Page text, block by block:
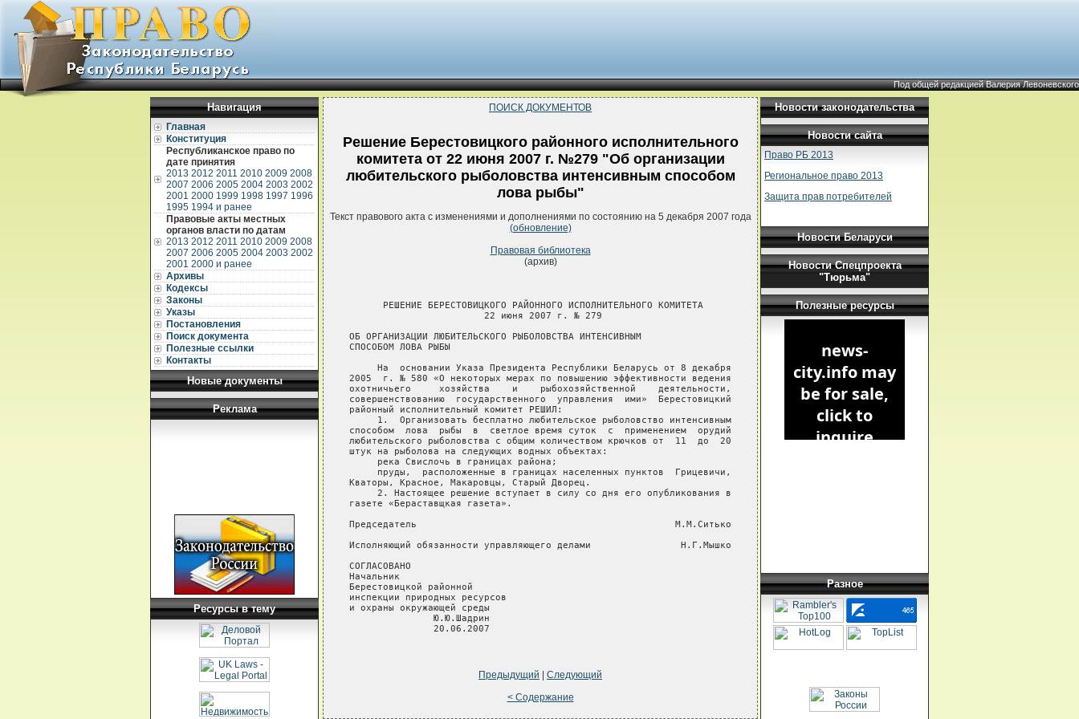
Под общей редакцией Валерия Левоневского
Навигация
Главная
Конституция
Республиканское право по
дате принятия
2013 2012 2011 2010 2009 2008
2007 2006 2005 2004 2003 2002
2001 2000 1999 1998 1997 1996
1995 1994 и ранее
Правовые акты местных
органов власти по датам
2013 2012 2011 2010 2009 2008
2007 2006 2005 2004 2003 2002
2001 2000 и ранее
Архивы
Кодексы
Законы
Указы
Постановления
Поиск документа
Полезные ссылки
Контакты
Новые документы
Реклама
Ресурсы в тему
ПОИСК ДОКУМЕНТОВ
Решение Берестовицкого районного исполнительного
комитета от 22 июня 2007 г. №279 "Об организации
любительского рыболовства интенсивным способом
лова рыбы"
Текст правового акта с изменениями и дополнениями по состоянию на 5 декабря 2007 года
(обновление)
Правовая библиотека
(архив)
      РЕШЕНИЕ БЕРЕСТОВИЦКОГО РАЙОННОГО ИСПОЛНИТЕЛЬНОГО КОМИТЕТА
                        22 июня 2007 г. № 279
ОБ ОРГАНИЗАЦИИ ЛЮБИТЕЛЬСКОГО РЫБОЛОВСТВА ИНТЕНСИВНЫМ
СПОСОБОМ ЛОВА РЫБЫ
     На  основании Указа Президента Республики Беларусь от 8 декабря
2005  г. № 580 «О некоторых мерах по повышению эффективности ведения
охотничьего     хозяйства    и    рыбохозяйственной    деятельности,
совершенствованию  государственного  управления  ими»  Берестовицкий
районный исполнительный комитет РЕШИЛ:
     1.  Организовать бесплатно любительское рыболовство интенсивным
способом  лова  рыбы  в  светлое время суток  с  применением  орудий
любительского рыболовства с общим количеством крючков от  11  до  20
штук на рыболова на следующих водных объектах:
     река Свислочь в границах района;
     пруды,  расположенные в границах населенных пунктов  Грицевичи,
Кваторы, Красное, Макаровцы, Старый Дворец.
     2. Настоящее решение вступает в силу со дня его опубликования в
газете «Бераставщкая газета».
Председатель                                              М.М.Ситько
Исполняющий обязанности управляющего делами                Н.Г.Мышко
СОГЛАСОВАНО
Начальник
Берестовицкой районной
инспекции природных ресурсов
и охраны окружающей среды
               Ю.Ю.Шадрин
               20.06.2007
Предыдущий
Следующий
< Содержание
Новости законодательства
Новости сайта
Право РБ 2013
Региональное право 2013
Защита прав потребителей
Новости Беларуси
Новости Спецпроекта
"Тюрьма"
Полезные ресурсы
Разное